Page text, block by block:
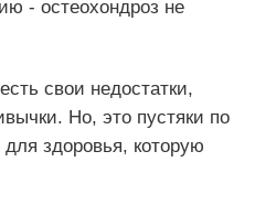
- остеохондроз не
свои недостатки,
Но, это пустяки по
здоровья, которую